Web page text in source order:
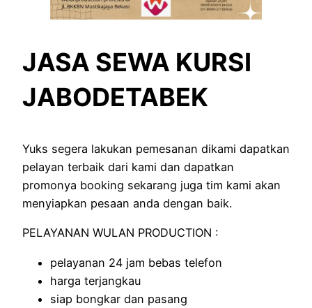
JASA SEWA KURSI
JABODETABEK
Yuks segera lakukan pemesanan dikami dapatkan
pelayan terbaik dari kami dan dapatkan
promonya booking sekarang juga tim kami akan
menyiapkan pesaan anda dengan baik.
PELAYANAN WULAN PRODUCTION :
pelayanan 24 jam bebas telefon
harga terjangkau
siap bongkar dan pasang